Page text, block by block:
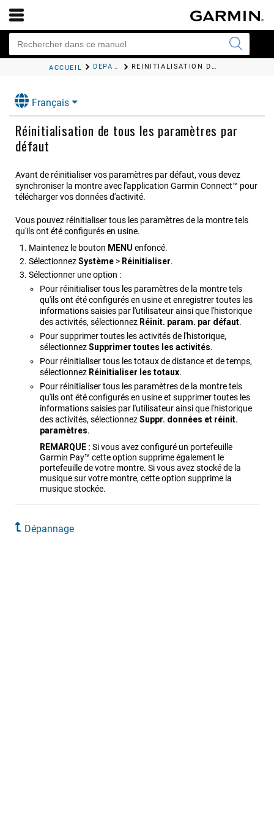
ACCUEIL DÉPANNAGE RÉINITIALISATION DE TOUS LES PARAMÈTRES PAR DÉFAUT
Français
Réinitialisation de tous les paramètres par
défaut
Avant de réinitialiser vos paramètres par défaut, vous devez
synchroniser la montre avec l'application Garmin Connect™ pour
télécharger vos données d'activité.
Vous pouvez réinitialiser tous les paramètres de la montre tels
qu'ils ont été configurés en usine.
Maintenez le bouton MENU enfoncé.
SélectionnezSystème > Réinitialiser.
Sélectionner une option :
Pour réinitialiser tous les paramètres de la montre tels
qu'ils ont été configurés en usine et enregistrer toutes les
informations saisies par l'utilisateur ainsi que l'historique
des activités, sélectionnez Réinit. param. par défaut.
Pour supprimer toutes les activités de l'historique,
sélectionnezSupprimer toutes les activités.
Pour réinitialiser tous les totaux de distance et de temps,
sélectionnez Réinitialiser les totaux.
Pour réinitialiser tous les paramètres de la montre tels
qu'ils ont été configurés en usine et supprimer toutes les
informations saisies par l'utilisateur ainsi que l'historique
des activités, sélectionnezSuppr. données et réinit.
paramètres.
REMARQUE : Si vous avez configuré un portefeuille
Garmin Pay™ cette option supprime également le
portefeuille de votre montre. Si vous avez stocké de la
musique sur votre montre, cette option supprime la
musique stockée.
Dépannage